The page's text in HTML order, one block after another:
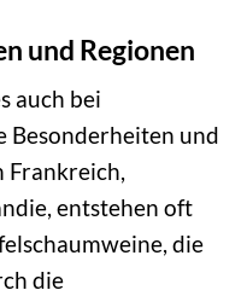
und Regionen
auch bei
Besonderheiten und
Frankreich,
entstehen oft
die
die